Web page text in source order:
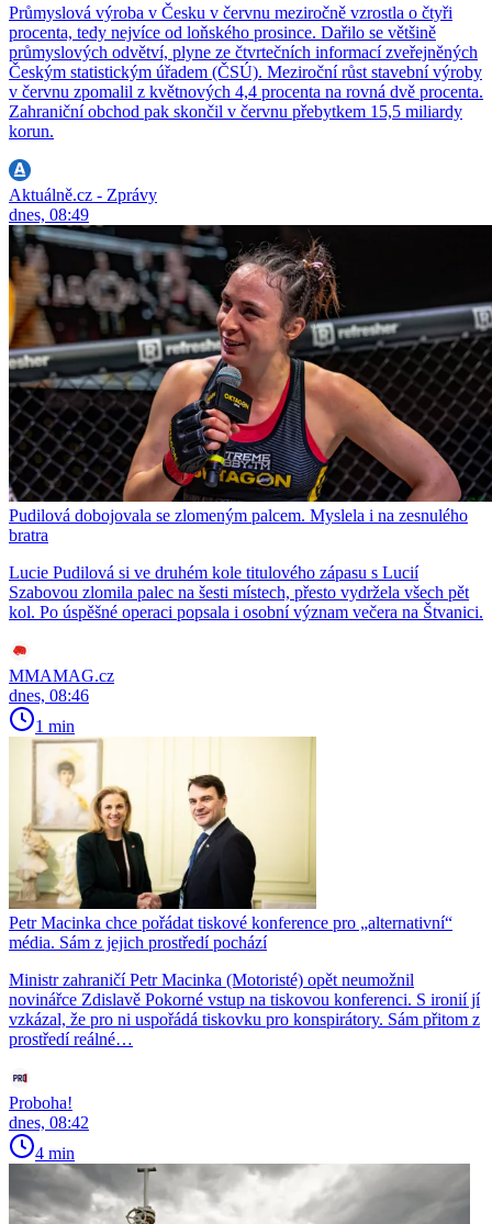
Průmyslová výroba v Česku v červnu meziročně vzrostla o čtyři
procenta, tedy nejvíce od loňského prosince. Dařilo se většině
průmyslových odvětví, plyne ze čtvrtečních informací zveřejněných
Českým statistickým úřadem (ČSÚ). Meziroční růst stavební výroby
v červnu zpomalil z květnových 4,4 procenta na rovná dvě procenta.
Zahraniční obchod pak skončil v červnu přebytkem 15,5 miliardy
korun.
Aktuálně.cz - Zprávy
dnes, 08:49
Pudilová dobojovala se zlomeným palcem. Myslela i na zesnulého
bratra
Lucie Pudilová si ve druhém kole titulového zápasu s Lucií
Szabovou zlomila palec na šesti místech, přesto vydržela všech pět
kol. Po úspěšné operaci popsala i osobní význam večera na Štvanici.
MMAMAG.cz
dnes, 08:46
1 min
Petr Macinka chce pořádat tiskové konference pro „alternativní“
média. Sám z jejich prostředí pochází
Ministr zahraničí Petr Macinka (Motoristé) opět neumožnil
novinářce Zdislavě Pokorné vstup na tiskovou konferenci. S ironií jí
vzkázal, že pro ni uspořádá tiskovku pro konspirátory. Sám přitom z
prostředí reálné…
Proboha!
dnes, 08:42
4 min